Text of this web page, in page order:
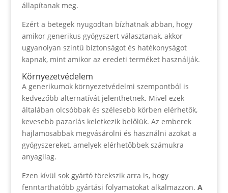
állapítanak meg.
Ezért a betegek nyugodtan bízhatnak abban, hogy
amikor generikus gyógyszert választanak, akkor
ugyanolyan szintű biztonságot és hatékonyságot
kapnak, mint amikor az eredeti terméket használják.
Környezetvédelem
A generikumok környezetvédelmi szempontból is
kedvezőbb alternatívát jelenthetnek. Mivel ezek
általában olcsóbbak és szélesebb körben elérhetők,
kevesebb pazarlás keletkezik belőlük. Az emberek
hajlamosabbak megvásárolni és használni azokat a
gyógyszereket, amelyek elérhetőbbek számukra
anyagilag.
Ezen kívül sok gyártó törekszik arra is, hogy
fenntarthatóbb gyártási folyamatokat alkalmazzon. A